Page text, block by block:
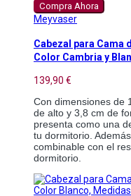
Compra Ahora
Meyvaser
Cabezal para Cama
Color Cambria y
139,90 €
Con dimensiones de
de alto y 3,8 cm de
presenta como una
tu dormitorio.
combinable con el
dormitorio.